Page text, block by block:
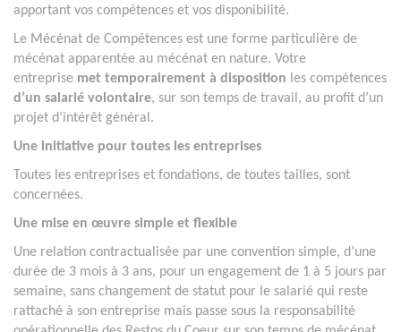
apportant vos compétences et vos disponibilité.
Le Mécénat de Compétences est une forme particulière de
mécénat apparentée au mécénat en nature. Votre
entreprise met temporairement à disposition les compétences
d’un salarié volontaire, sur son temps de travail, au profit d’un
projet d’intérêt général.
Une initiative pour toutes les entreprises
Toutes les entreprises et fondations, de toutes tailles, sont
concernées.
Une mise en œuvre simple et flexible
Une relation contractualisée par une convention simple, d’une
durée de 3 mois à 3 ans, pour un engagement de 1 à 5 jours par
semaine, sans changement de statut pour le salarié qui reste
rattaché à son entreprise mais passe sous la responsabilité